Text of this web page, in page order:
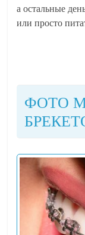
а остальные
или просто
ФОТО